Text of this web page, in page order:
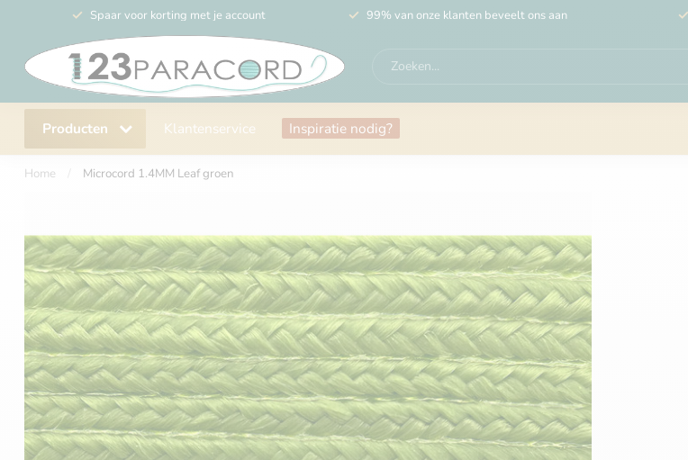
Spaar voor korting met je account 99% van onze klanten beveelt ons aan
Producten Klantenservice Inspiratie nodig?
Home Microcord 1.4MM Leaf groen